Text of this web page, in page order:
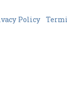
Policy